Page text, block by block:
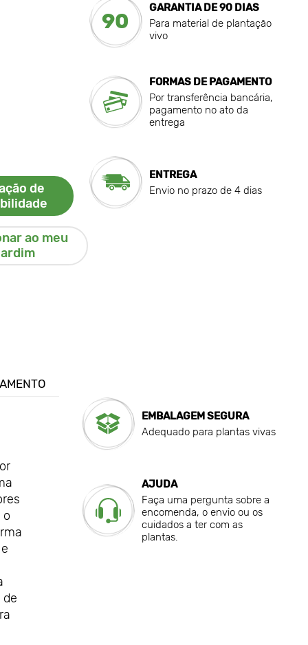
de
ao meu
90
GARANTIA DE 90 DIAS
Para material de plantação
vivo
FORMAS DE PAGAMENTO
Por transferência bancária,
pagamento no ato da
entrega
ENTREGA
Envio no prazo de 4 dias
o
EMBALAGEM SEGURA
Adequado para plantas vivas
AJUDA
Faça uma pergunta sobre a
encomenda, o envio ou os
cuidados a ter com as
plantas.